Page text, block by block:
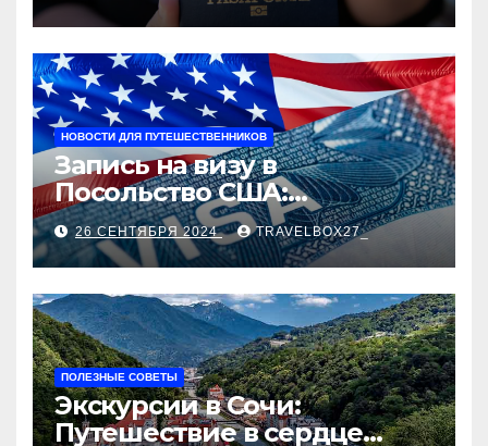
НОВОСТИ ДЛЯ ПУТЕШЕСТВЕННИКОВ
Запись на визу в
Посольство США:
Пошаговое руководство
26 СЕНТЯБРЯ 2024 TRAVELBOX27_
ПОЛЕЗНЫЕ СОВЕТЫ
Экскурсии в Сочи:
Путешествие в сердце